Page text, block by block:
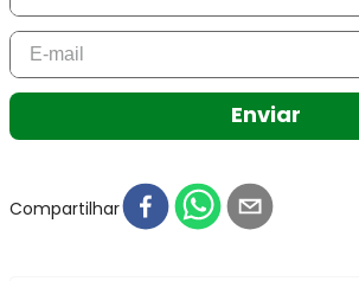
Enviar
Compartilhar